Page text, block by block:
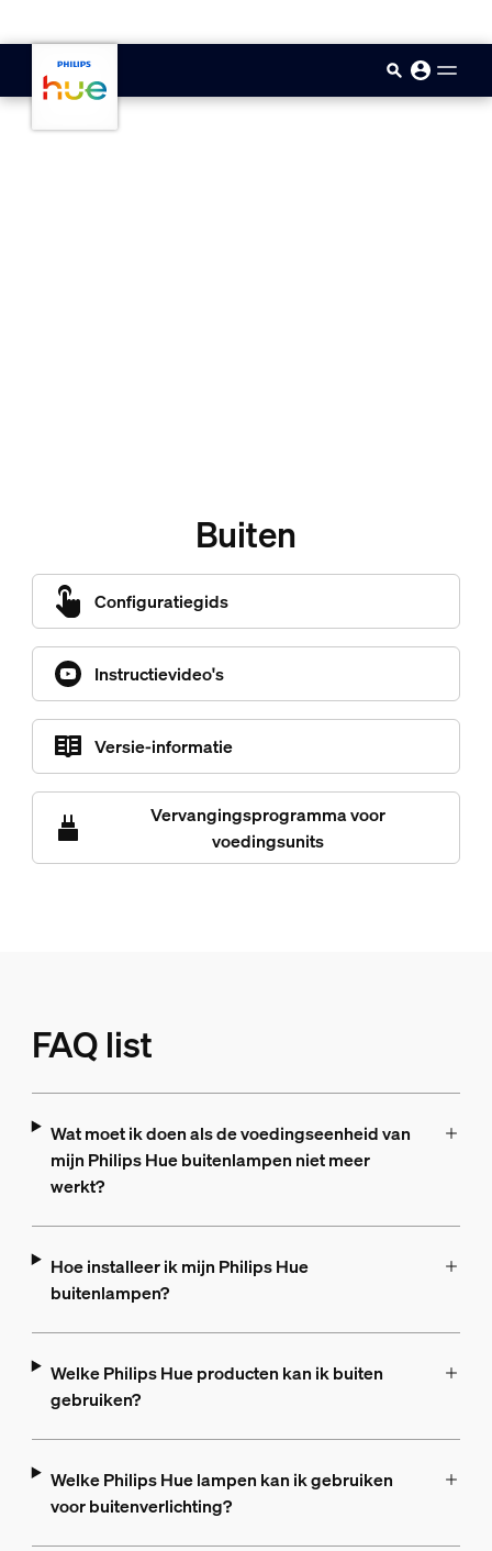
Buiten
Configuratiegids
Instructievideo's
Versie-informatie
Vervangingsprogramma voor
voedingsunits
FAQ list
Wat moet ik doen als de voedingseenheid van
mijn Philips Hue buitenlampen niet meer
werkt?
Hoe installeer ik mijn Philips Hue
buitenlampen?
Welke Philips Hue producten kan ik buiten
gebruiken?
Welke Philips Hue lampen kan ik gebruiken
voor buitenverlichting?